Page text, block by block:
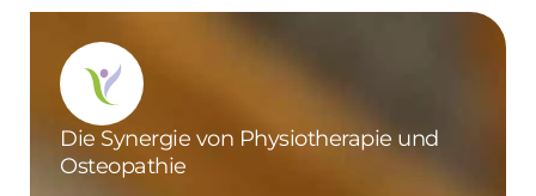
Die Synergie von Physiotherapie und
Osteopathie